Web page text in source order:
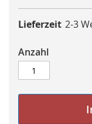
Lieferzeit 2-3
Anzahl